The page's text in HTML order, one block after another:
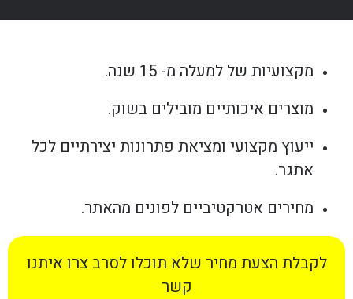
מקצועיות של למעלה מ- 15 שנה.
מוצרים איכותיים מובילים בשוק.
ייעוץ מקצועי ומציאת פתרונות יצירתיים לכל
אתגר.
מחירים אטרקטיביים לפונים מהאתר.
לקבלת הצעת מחיר שלא תוכלו לסרב צרו איתנו
קשר